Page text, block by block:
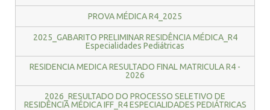
INSCRIÇÃO E SELEÇÃO
CONTATO
PROVA MÉDICA R4_2025
2025_GABARITO PRELIMINAR RESIDÊNCIA MÉDICA_R4
Especialidades Pediátricas
RESIDENCIA MEDICA RESULTADO FINAL MATRICULA R4 -
2026
2026_RESULTADO DO PROCESSO SELETIVO DE
RESIDÊNCIA MÉDICA IFF_R4 ESPECIALIDADES PEDIÁTRICAS